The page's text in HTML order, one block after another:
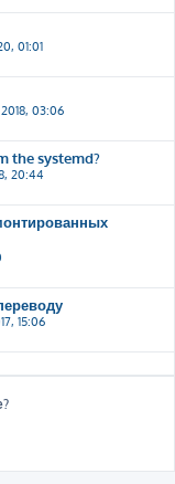
01:01
03:06
the systemd?
20:44
15:06